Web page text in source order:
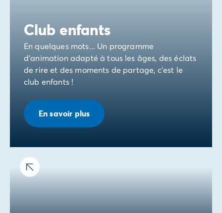
Club enfants
En quelques mots... Un programme
d'animation adapté à tous les âges, des éclats
de rire et des moments de partage, c'est le
club enfants !
En savoir plus